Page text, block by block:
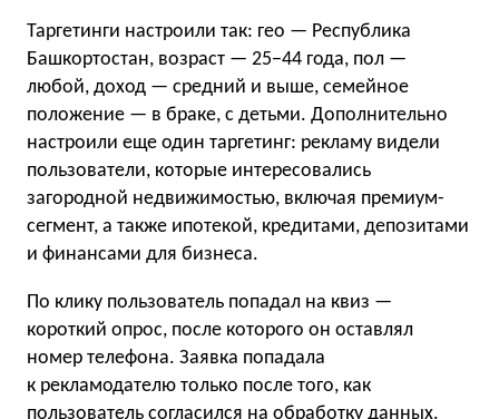
Таргетинги настроили так: гео — Республика
Башкортостан, возраст — 25−44 года, пол —
любой, доход — средний и выше, семейное
положение — в браке, с детьми. Дополнительно
настроили еще один таргетинг: рекламу видели
пользователи, которые интересовались
загородной недвижимостью, включая премиум-
сегмент, а также ипотекой, кредитами, депозитами
и финансами для бизнеса.
По клику пользователь попадал на квиз —
короткий опрос, после которого он оставлял
номер телефона. Заявка попадала
к рекламодателю только после того, как
пользователь согласился на обработку данных.